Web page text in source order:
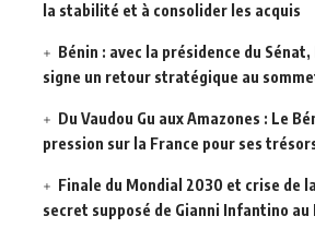
la stabilité et à consolider les acquis
Bénin : avec la présidence du
signe un retour stratégique au
Du Vaudou Gu aux Amazones : Le
pression sur la France pour ses
Finale du Mondial 2030 et crise de
secret supposé de Gianni Infantino au